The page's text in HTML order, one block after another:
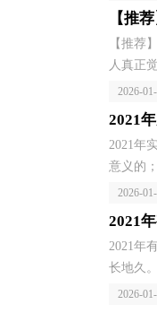
【推
【推荐
人真正
2026-
2021
2021年
意义的
2026-
2021
2021年
长地久
2026-